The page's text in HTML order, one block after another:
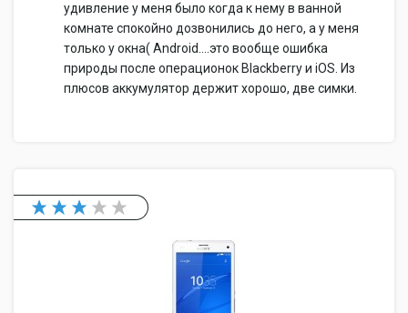
удивление у меня было когда к нему в ванной
комнате спокойно дозвонились до него, а у меня
только у окна( Android....это вообще ошибка
природы после операционок Blackberry и iOS. Из
плюсов аккумулятор держит хорошо, две симки.